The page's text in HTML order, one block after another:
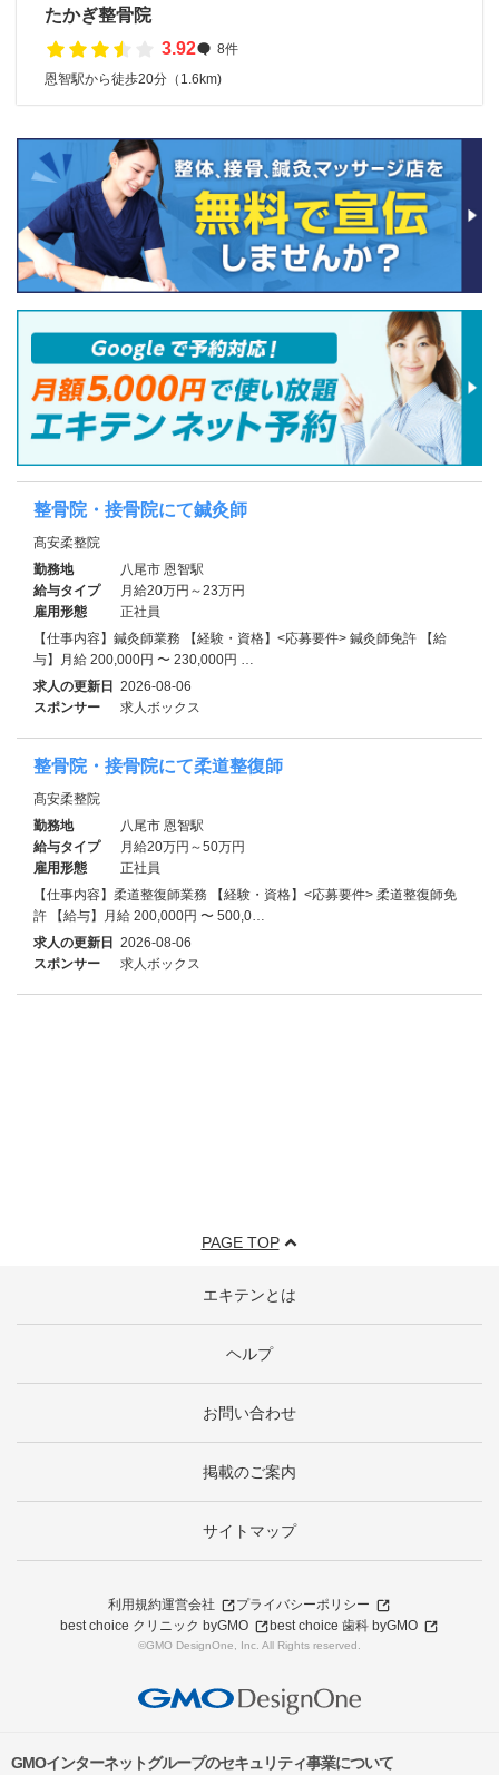
たかぎ整骨院
3.92
8件
恩智駅から徒歩20分（1.6km)
整骨院・接骨院にて鍼灸師
髙安柔整院
勤務地
八尾市 恩智駅
給与タイプ
月給20万円～23万円
雇用形態
正社員
【仕事内容】鍼灸師業務 【経験・資格】<応募要件> 鍼灸師免許 【給
与】月給 200,000円 〜 230,000円 …
求人の更新日 2026-08-06
スポンサー
求人ボックス
整骨院・接骨院にて柔道整復師
髙安柔整院
勤務地
八尾市 恩智駅
給与タイプ
月給20万円～50万円
雇用形態
正社員
【仕事内容】柔道整復師業務 【経験・資格】<応募要件> 柔道整復師免
許 【給与】月給 200,000円 〜 500,0…
求人の更新日 2026-08-06
スポンサー
求人ボックス
PAGE TOP
エキテンとは
ヘルプ
お問い合わせ
掲載のご案内
サイトマップ
利用規約運営会社
プライバシーポリシー
best choice クリニック byGMO
best choice 歯科 byGMO
©GMO DesignOne, Inc. All Rights reserved.
GMOインターネットグループのセキュリティ事業について